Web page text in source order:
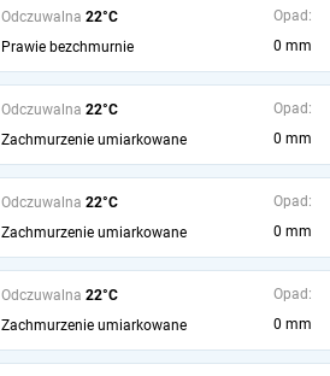
Odczuwalna 22°C
Prawie bezchmurnie
Opad:
0 mm
Odczuwalna 22°C
Zachmurzenie umiarkowane
Opad:
0 mm
Odczuwalna 22°C
Zachmurzenie umiarkowane
Opad:
0 mm
Odczuwalna 22°C
Zachmurzenie umiarkowane
Opad:
0 mm